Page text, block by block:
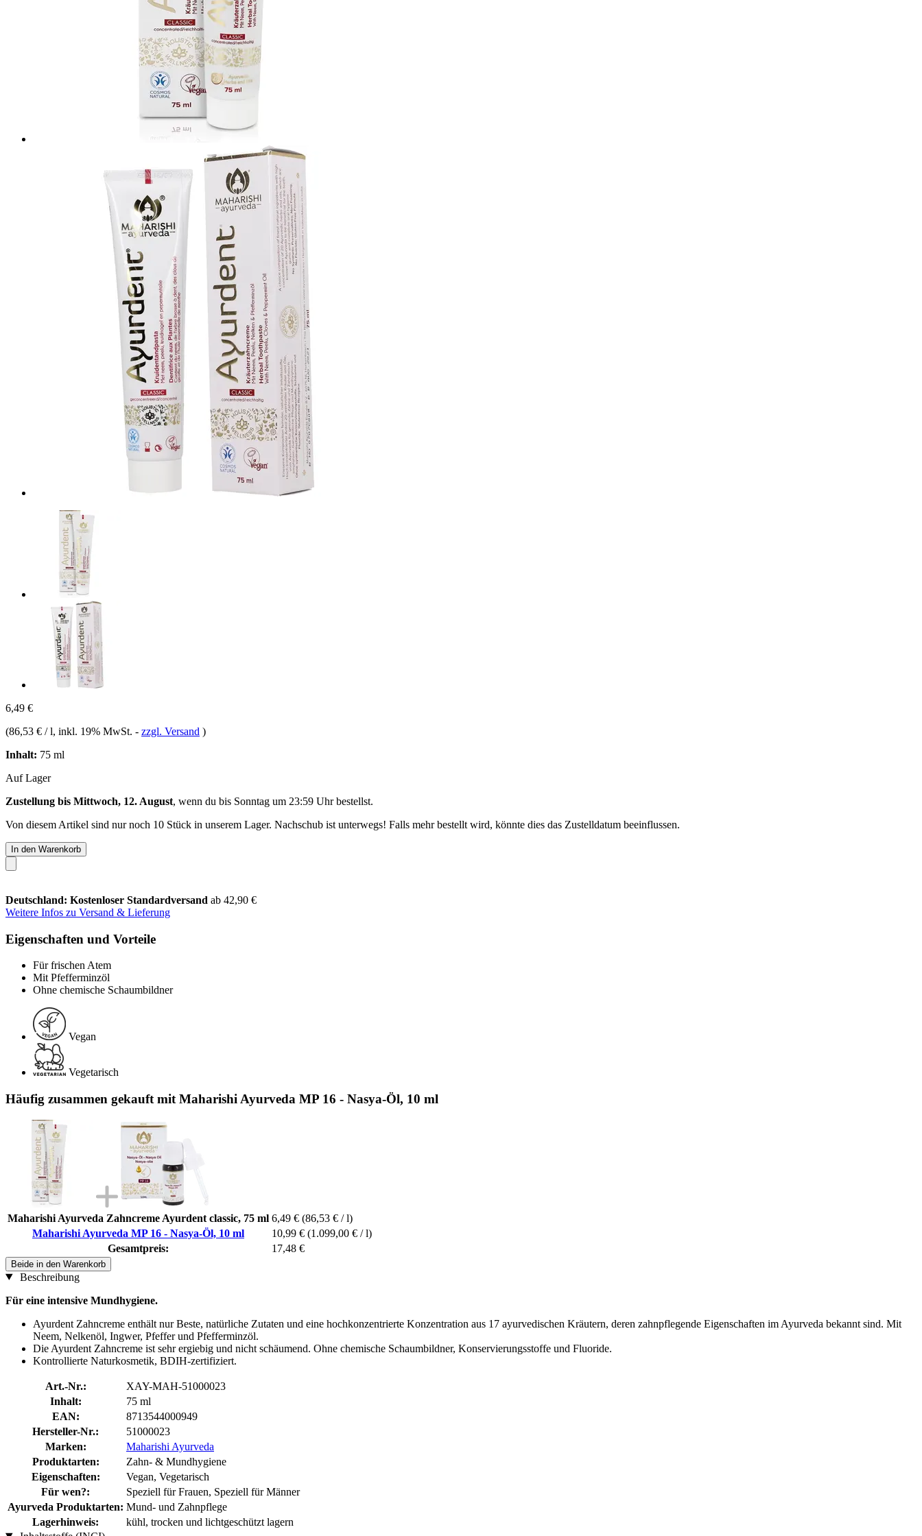
6,49 €
(86,53 € / l, inkl. 19% MwSt. - zzgl. Versand )
Inhalt: 75 ml
Auf Lager
Zustellung bis Mittwoch, 12. August, wenn du bis Sonntag um 23:59 Uhrbestellst.
Von diesem Artikel sind nur noch 10 Stück in unserem Lager. Nachschub ist unterwegs! Falls mehr bestellt wird, könnte dies das Zustelldatum beeinflussen.
In den Warenkorb
Deutschland: Kostenloser Standardversand ab 42,90 €
Weitere Infos zu Versand & Lieferung
Eigenschaften und Vorteile
Für frischen Atem
Mit Pfefferminzöl
Ohne chemische Schaumbildner
Vegan
Vegetarisch
Häufig zusammen gekauft mit Maharishi Ayurveda MP 16 - Nasya-Öl, 10 ml
Maharishi Ayurveda Zahncreme Ayurdent classic, 75 ml 6,49 € (86,53 € / l)
Maharishi Ayurveda MP 16 - Nasya-Öl, 10 ml
10,99 € (1.099,00 € / l)
Gesamtpreis:
17,48 €
Beide in den Warenkorb
Beschreibung
Für eine intensive Mundhygiene.
Ayurdent Zahncreme enthält nur Beste, natürliche Zutaten und eine hochkonzentrierte Konzentration aus 17 ayurvedischen Kräutern, deren zahnpflegende Eigenschaften im Ayurveda bekannt sind. Mit
Neem, Nelkenöl, Ingwer, Pfeffer und Pfefferminzöl.
Die Ayurdent Zahncreme ist sehr ergiebig und nicht schäumend. Ohne chemische Schaumbildner, Konservierungsstoffe und Fluoride.
Kontrollierte Naturkosmetik, BDIH-zertifiziert.
Art.-Nr.:
XAY-MAH-51000023
Inhalt:
75 ml
EAN:
8713544000949
Hersteller-Nr.:
51000023
Marken:
Maharishi Ayurveda
Produktarten:
Zahn- & Mundhygiene
Eigenschaften:
Vegan, Vegetarisch
Für wen?:
Speziell für Frauen, Speziell für Männer
Ayurveda Produktarten: Mund- und Zahnpflege
Lagerhinweis:
kühl, trocken und lichtgeschützt lagern